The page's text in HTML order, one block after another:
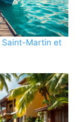
Saint-Martin et